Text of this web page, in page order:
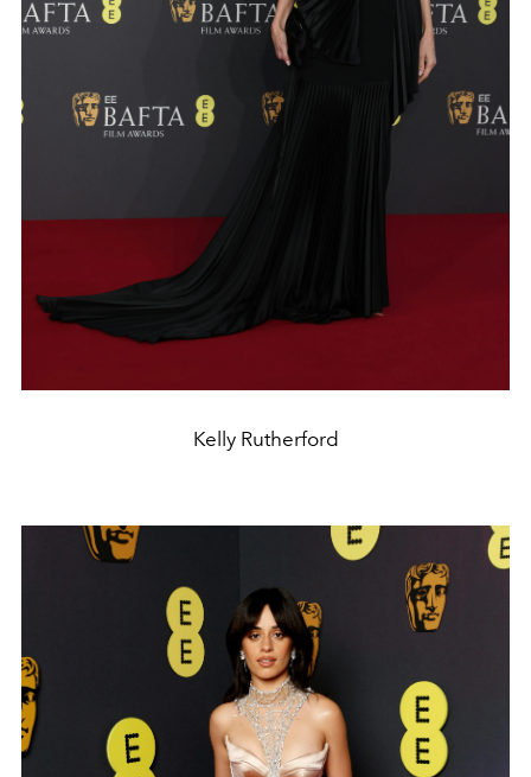
Kelly Rutherford